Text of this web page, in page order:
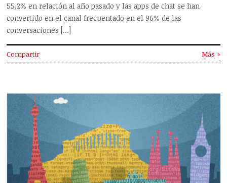
55,2% en relación al año pasado y las apps de chat se han
convertido en el canal frecuentado en el 96% de las
conversaciones […]
Compartir Más »